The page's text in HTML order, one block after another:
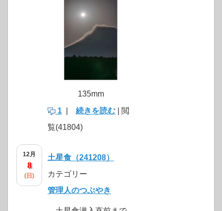
135mm
1
続きを読む | 閲
覧(41804)
12月
8
(日)
土星食（241208）
カテゴリー
管理人のつぶやき